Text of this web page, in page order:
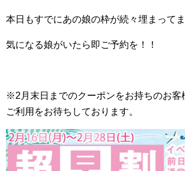
本日もすでにあの娘の枠が続々埋まって
気になる娘がいたら即ご予約を！！
※2月末日までのクーポンをお持ちのお客
ご利用をお待ちしております。